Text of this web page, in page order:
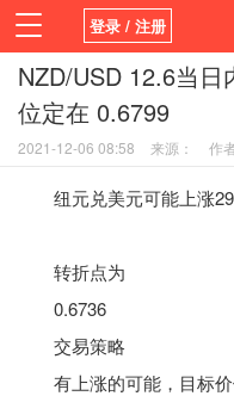
登录 / 注册
首页 新闻
平台
指标EA
NZD/USD 12.6当
位定在 0.6799
2021-12-06 08:58 来源： 作
纽元兑美元可能上涨29
转折点为
0.6736
交易策略
有上涨的可能，目标价